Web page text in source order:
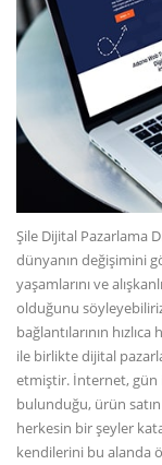
Şile Dijital Pazarlama
dünyanın değişimini
yaşamlarını ve
olduğunu
bağlantılarının
ile birlikte dijital
etmiştir. İnternet, gün
bulunduğu, ürün
herkesin bir şeyler
kendilerini bu alanda